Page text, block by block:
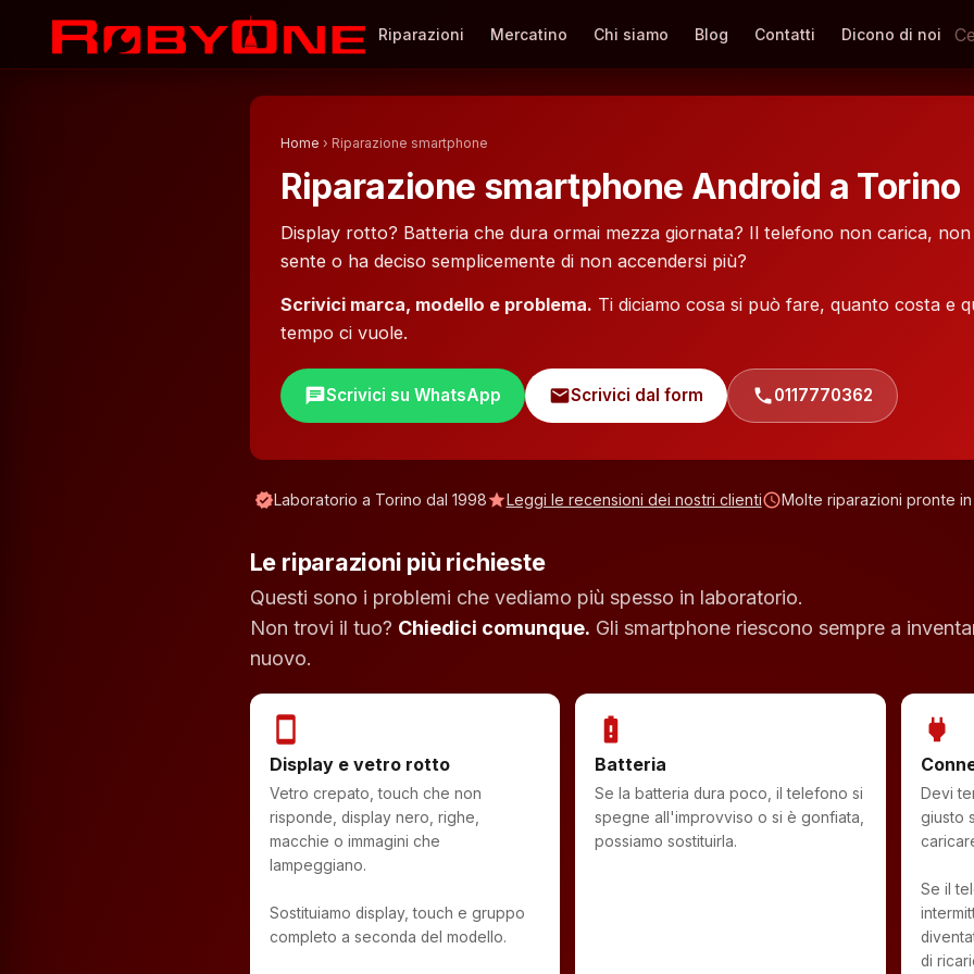
Riparazioni Mercatino Chi siamo Blog Contatti Dicono di noi
Home › Riparazione smartphone
Riparazione smartphone Android a Torino
Display rotto? Batteria che dura ormai mezza giornata? Il telefono non carica, non
sente o ha deciso semplicemente di non accendersi più?
Scrivici marca, modello e problema. Ti diciamo cosa si può fare, quanto costa e
tempo ci vuole.
chatScrivici su WhatsApp mailScrivici dal form phone0117770362
verifiedLaboratorio a Torino dal 1998starLeggi le recensioni dei nostri clientischeduleMolte riparazioni pronte
Le riparazioni più richieste
Questi sono i problemi che vediamo più spesso in laboratorio.
Non trovi il tuo? Chiedici comunque. Gli smartphone riescono sempre a
nuovo.
smartphone
Display e vetro rotto
Vetro crepato, touch che non
risponde, display nero, righe,
macchie o immagini che
lampeggiano.
Sostituiamo display, touch e gruppo
completo a seconda del modello.
battery_alert
Batteria
Se la batteria dura poco, il telefono si
spegne all'improvviso o si è gonfiata,
possiamo sostituirla.
power
Devi
giusto
Se il
di